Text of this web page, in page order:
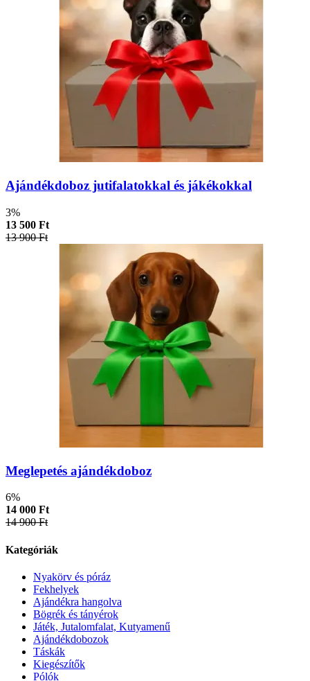
Ajándékdoboz jutifalatokkal és jákékokkal
3%
13 500 Ft
13 900 Ft
Meglepetés ajándékdoboz
6%
14 000 Ft
14 900 Ft
Kategóriák
Nyakörv és póráz
Fekhelyek
Ajándékra hangolva
Bögrék és tányérok
Játék, Jutalomfalat, Kutyamenű
Ajándékdobozok
Táskák
Kiegészítők
Pólók